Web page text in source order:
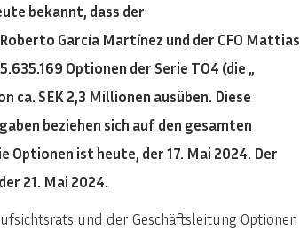
bekannt, dass der
García Martínez und der CFO Mattias
Optionen der Serie TO4 (die „
SEK 2,3 Millionen ausüben. Diese
beziehen sich auf den gesamten
ist heute, der 17. Mai 2024. Der
21. Mai 2024.
und der Geschäftsleitung Optionen